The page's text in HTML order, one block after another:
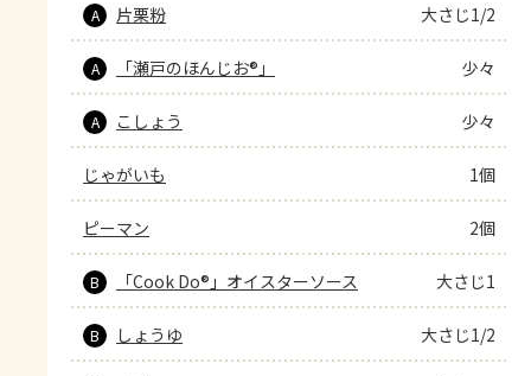
A 片栗粉 大さじ1/2
A 「瀬戸のほんじお®」 少々
A こしょう 少々
じゃがいも 1個
ピーマン 2個
B 「Cook Do®」オイスターソース 大さじ1
B しょうゆ 大さじ1/2